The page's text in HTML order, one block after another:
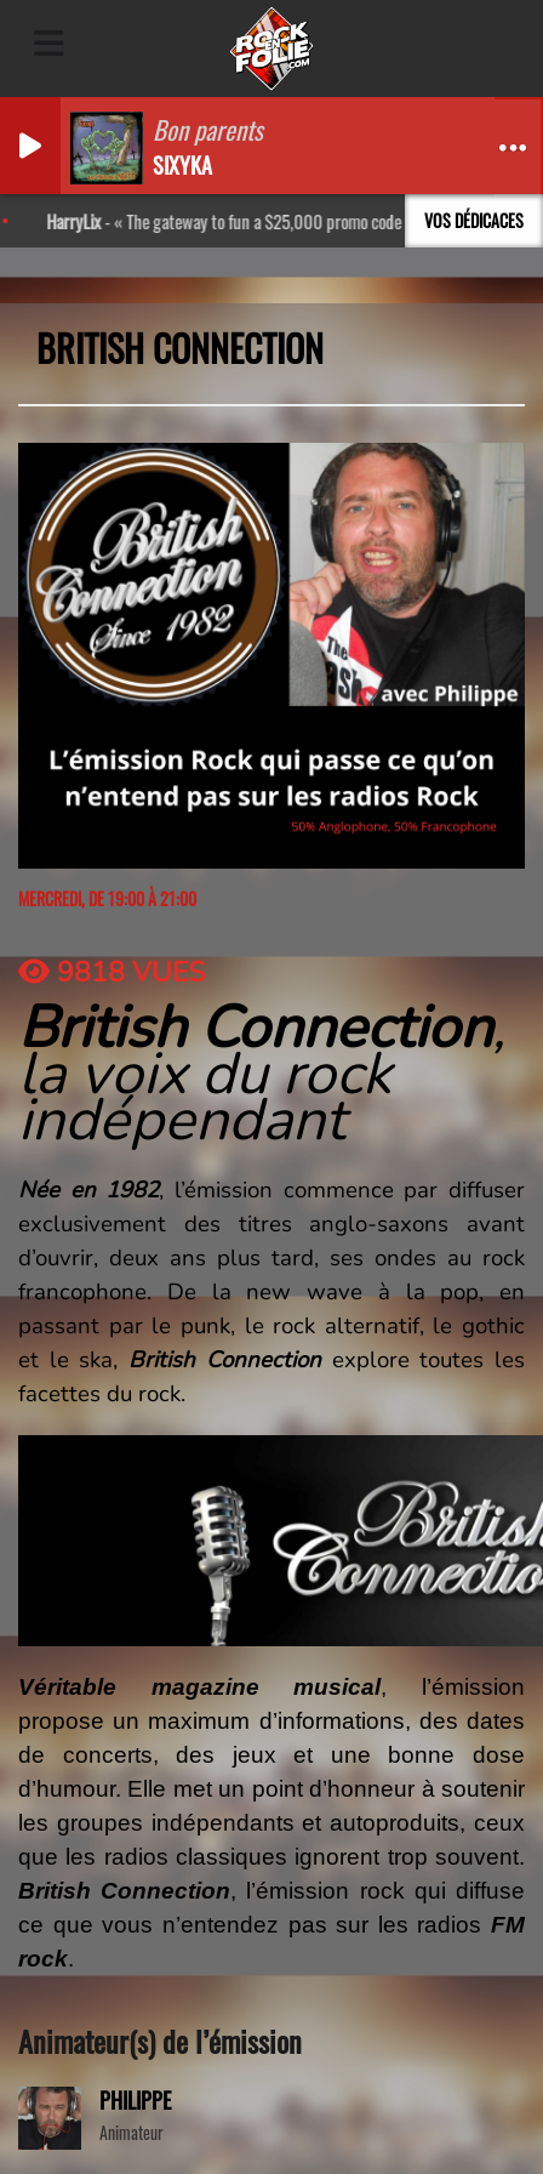
Bon parents
SIXYKA
VOS DÉDICACES
- The gateway to fun a $25,000 promo code http://bpl.kr/Rkxs
BRITISH CONNECTION
MERCREDI, DE 19:00 À 21:00
9818 VUES
British Connection,
la voix du rock
indépendant
Née en 1982, l’émission commence par diffuser
exclusivement des titres anglo-saxons avant
d’ouvrir, deux ans plus tard, ses ondes au rock
francophone. De la new wave à la pop, en
passant par le punk, le rock alternatif, le gothic
et le ska, British Connectionexplore toutes les
facettes du rock.
Véritable magazine musical, l’émission
propose un maximum d’informations, des dates
de concerts, des jeux et une bonne dose
d’humour. Elle met un point d’honneur à soutenir
les groupes indépendants et autoproduits, ceux
que les radios classiques ignorent trop souvent.
British Connection, l’émission rock qui diffuse
ce que vous n’entendez pas sur les radios FM
rock.
Animateur(s) de l’émission
PHILIPPE
Animateur